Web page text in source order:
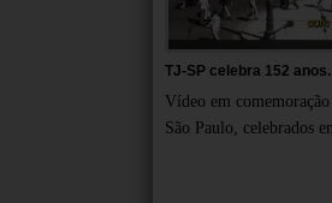
TJ-SP celebra 152
Vídeo em
São Paulo, celebrados